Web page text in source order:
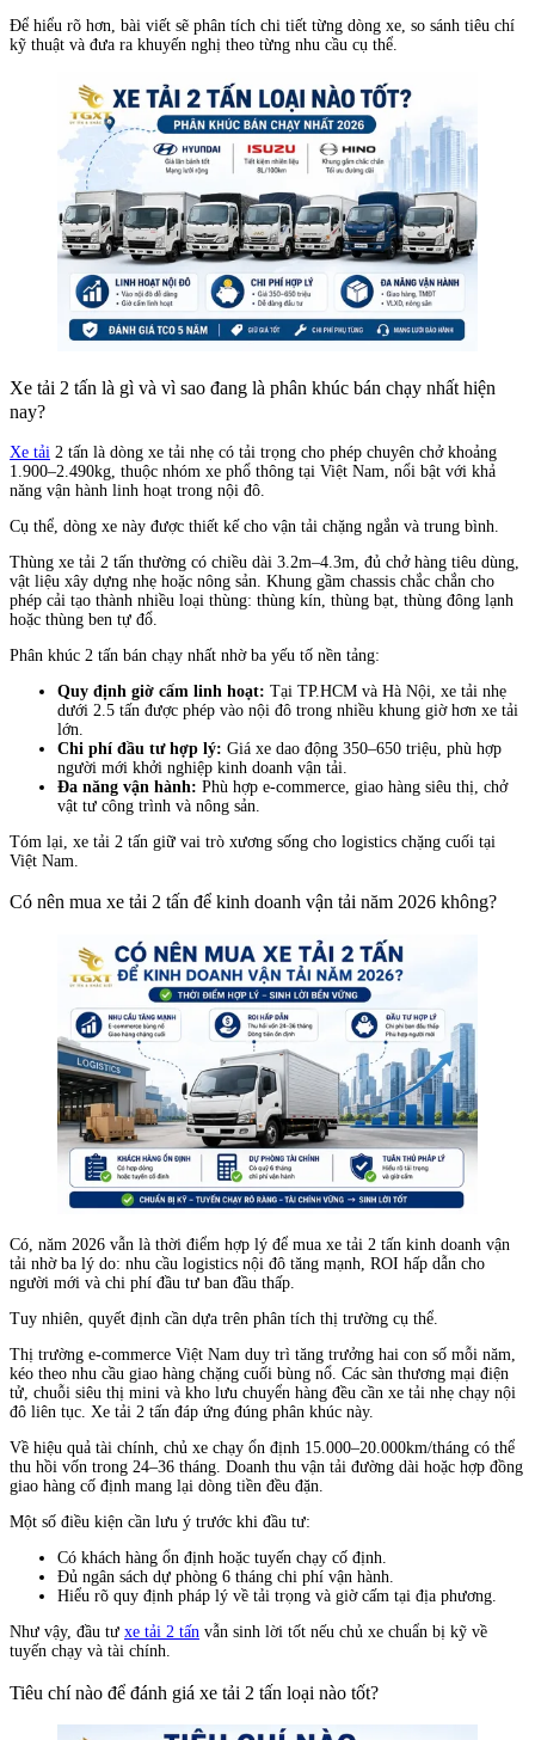
Để hiểu rõ hơn, bài viết sẽ phân tích chi tiết từng dòng xe, so sánh tiêu chí
kỹ thuật và đưa ra khuyến nghị theo từng nhu cầu cụ thể.
Xe tải 2 tấn là gì và vì sao đang là phân khúc bán chạy nhất hiện
nay?
Xe tải 2 tấn là dòng xe tải nhẹ có tải trọng cho phép chuyên chở khoảng
1.900–2.490kg, thuộc nhóm xe phổ thông tại Việt Nam, nổi bật với khả
năng vận hành linh hoạt trong nội đô.
Cụ thể, dòng xe này được thiết kế cho vận tải chặng ngắn và trung bình.
Thùng xe tải 2 tấn thường có chiều dài 3.2m–4.3m, đủ chở hàng tiêu dùng,
vật liệu xây dựng nhẹ hoặc nông sản. Khung gầm chassis chắc chắn cho
phép cải tạo thành nhiều loại thùng: thùng kín, thùng bạt, thùng đông lạnh
hoặc thùng ben tự đổ.
Phân khúc 2 tấn bán chạy nhất nhờ ba yếu tố nền tảng:
Quy định giờ cấm linh hoạt: Tại TP.HCM và Hà Nội, xe tải nhẹ
dưới 2.5 tấn được phép vào nội đô trong nhiều khung giờ hơn xe tải
lớn.
Chi phí đầu tư hợp lý: Giá xe dao động 350–650 triệu, phù hợp
người mới khởi nghiệp kinh doanh vận tải.
Đa năng vận hành: Phù hợp e-commerce, giao hàng siêu thị, chở
vật tư công trình và nông sản.
Tóm lại, xe tải 2 tấn giữ vai trò xương sống cho logistics chặng cuối tại
Việt Nam.
Có nên mua xe tải 2 tấn để kinh doanh vận tải năm 2026 không?
Có, năm 2026 vẫn là thời điểm hợp lý để mua xe tải 2 tấn kinh doanh vận
tải nhờ ba lý do: nhu cầu logistics nội đô tăng mạnh, ROI hấp dẫn cho
người mới và chi phí đầu tư ban đầu thấp.
Tuy nhiên, quyết định cần dựa trên phân tích thị trường cụ thể.
Thị trường e-commerce Việt Nam duy trì tăng trưởng hai con số mỗi năm,
kéo theo nhu cầu giao hàng chặng cuối bùng nổ. Các sàn thương mại điện
tử, chuỗi siêu thị mini và kho lưu chuyển hàng đều cần xe tải nhẹ chạy nội
đô liên tục. Xe tải 2 tấn đáp ứng đúng phân khúc này.
Về hiệu quả tài chính, chủ xe chạy ổn định 15.000–20.000km/tháng có thể
thu hồi vốn trong 24–36 tháng. Doanh thu vận tải đường dài hoặc hợp đồng
giao hàng cố định mang lại dòng tiền đều đặn.
Một số điều kiện cần lưu ý trước khi đầu tư:
Có khách hàng ổn định hoặc tuyến chạy cố định.
Đủ ngân sách dự phòng 6 tháng chi phí vận hành.
Hiểu rõ quy định pháp lý về tải trọng và giờ cấm tại địa phương.
Như vậy, đầu tư xe tải 2 tấn vẫn sinh lời tốt nếu chủ xe chuẩn bị kỹ về
tuyến chạy và tài chính.
Tiêu chí nào để đánh giá xe tải 2 tấn loại nào tốt?